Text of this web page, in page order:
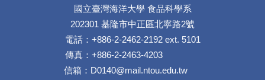
國立臺灣海洋大學 食品科學系
202301 基隆市中正區北寧路2號
電話：+886-2-2462-2192 ext. 5101
傳真：+886-2-2463-4203
信箱：D0140@mail.ntou.edu.tw